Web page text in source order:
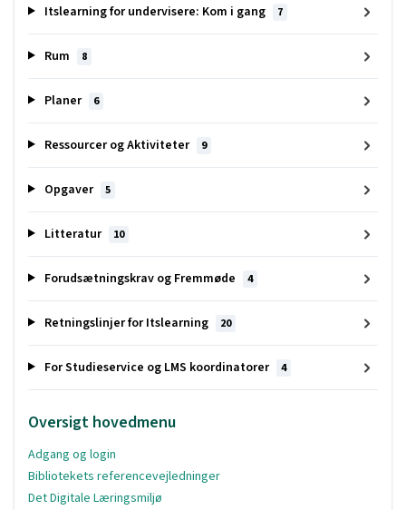
Itslearning for undervisere: Kom i gang 7
Rum 8
Planer 6
Ressourcer og Aktiviteter 9
Opgaver 5
Litteratur 10
Forudsætningskrav og Fremmøde 4
Retningslinjer for Itslearning 20
For Studieservice og LMS koordinatorer 4
Oversigt hovedmenu
Adgang og login
Bibliotekets referencevejledninger
Det Digitale Læringsmiljø